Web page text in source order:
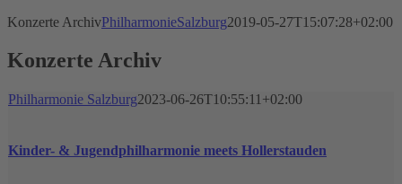
Konzerte ArchivPhilharmonieSalzburg2019-05-27T15:07:28+02:00
Konzerte Archiv
Philharmonie Salzburg2023-06-26T10:55:11+02:00
Kinder- & Jugendphilharmonie meets Hollerstauden